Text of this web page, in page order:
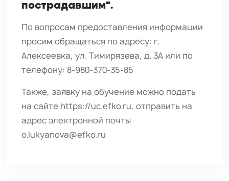
пострадавшим".
По вопросам предоставления информации
просим обращаться по адресу: г.
Алексеевка, ул. Тимирязева, д. 3А или по
телефону: 8-980-370-35-85
Также, заявку на обучение можно подать
на сайте https://uc.efko.ru, отправить на
адрес электронной почты
o.lukyanova@efko.ru